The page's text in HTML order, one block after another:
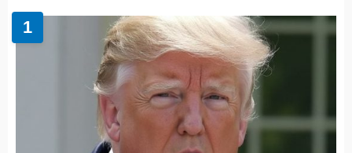
1